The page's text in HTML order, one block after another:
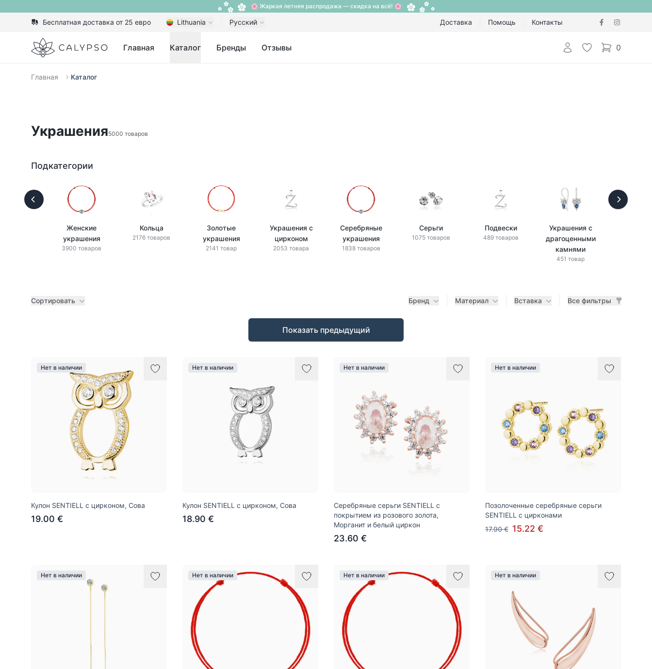
🌸 Жаркая летняя распродажа — скидка на всё! 🌸
Бесплатная доставка от 25 евро Lithuania Русский Доставка Помощь Контакты
Calypso Главная Каталог Бренды Отзывы Авторизоваться
Избранное
0
items in cart,
Главная Каталог
Украшения5000 товаров
Подкатегории
Женские
украшения
3900 товаров
Кольца
2176 товаров
Золотые
украшения
2141 товар
Украшения с
цирконом
2053 товара
Серебряные
украшения
1838 товаров
Серьги
1075 товаров
Подвески
489 товаров
Украшения с
драгоценными
камнями
451 товар
Сортировать Бренд Материал Вставка Все фильтры
Показать предыдущий
Нет в наличии
Кулон SENTIELL с цирконом, Сова
19.00 €
Нет в наличии
Кулон SENTIELL с цирконом, Сова
18.90 €
Нет в наличии
Серебряные серьги SENTIELL с
покрытием из розового золота,
Морганит и белый циркон
23.60 €
Нет в наличии
Позолоченные серебряные серьги
SENTIELL с цирконами
17.90 € 15.22 €
Нет в наличии Нет в наличии Нет в наличии Нет в наличии